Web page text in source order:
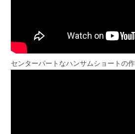
センターパートなハンサムショートの